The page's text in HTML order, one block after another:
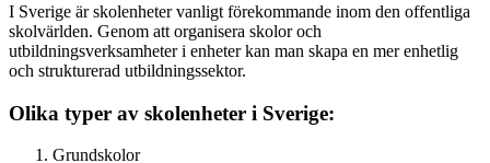
I Sverige är skolenheter vanligt förekommande inom den offentliga
skolvärlden. Genom att organisera skolor och
utbildningsverksamheter i enheter kan man skapa en mer enhetlig
och strukturerad utbildningssektor.
Olika typer av skolenheter i Sverige:
Grundskolor